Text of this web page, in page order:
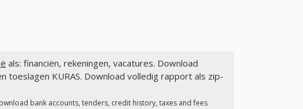
als: financiën, rekeningen, vacatures. Download
KURAS. Download volledig rapport als zip-
bank accounts, tenders, credit history, taxes and fees